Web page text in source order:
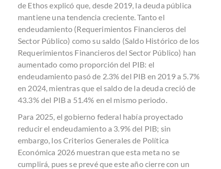
de Ethos explicó que, desde 2019, la deuda pública
mantiene una tendencia creciente. Tanto el
endeudamiento (Requerimientos Financieros del
Sector Público) como su saldo (Saldo Histórico de los
Requerimientos Financieros del Sector Público) han
aumentado como proporción del PIB: el
endeudamiento pasó de 2.3% del PIB en 2019 a 5.7%
en 2024, mientras que el saldo de la deuda creció de
43.3% del PIB a 51.4% en el mismo periodo.
Para 2025, el gobierno federal había proyectado
reducir el endeudamiento a 3.9% del PIB; sin
embargo, los Criterios Generales de Política
Económica 2026 muestran que esta meta no se
cumplirá, pues se prevé que este año cierre con un